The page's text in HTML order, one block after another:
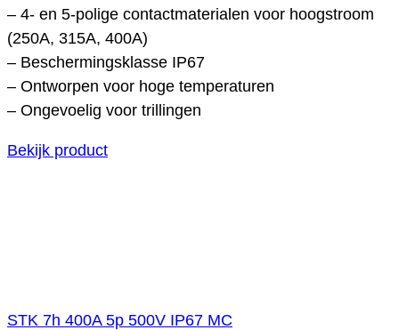
– 4- en 5-polige contactmaterialen voor hoogstroom
(250A, 315A, 400A)
– Beschermingsklasse IP67
– Ontworpen voor hoge temperaturen
– Ongevoelig voor trillingen
Bekijk product
STK 7h 400A 5p 500V IP67 MC